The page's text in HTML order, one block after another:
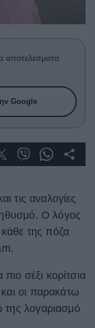
αποτελέσματα
Google
τις αναλογίες
Ο λόγος
της πόζα
σέξι κορίτσια
οι παρακάτω
λογαριασμό